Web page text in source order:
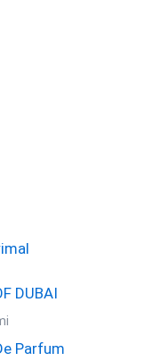
DUBAI
Parfum